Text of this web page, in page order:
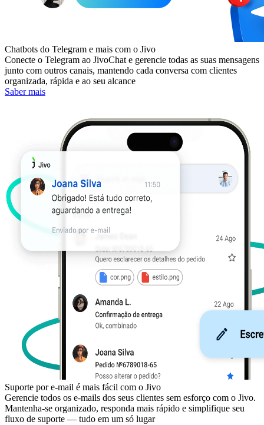
Chatbots do Telegram e mais com o Jivo
Conecte o Telegram ao JivoChat e gerencie todas as suas mensagens
junto com outros canais, mantendo cada conversa com clientes
organizada, rápida e ao seu alcance
Saber mais
Suporte por e-mail é mais fácil com o Jivo
Gerencie todos os e-mails dos seus clientes sem esforço com o Jivo.
Mantenha-se organizado, responda mais rápido e simplifique seu
fluxo de suporte — tudo em um só lugar